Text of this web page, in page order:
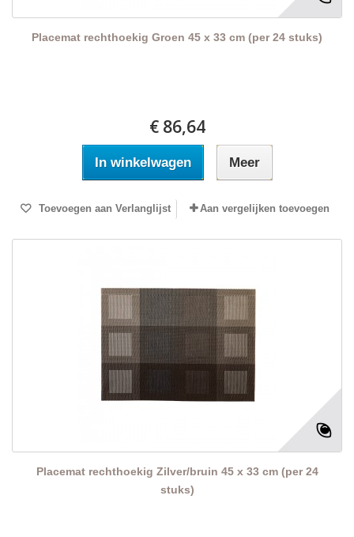
Placemat rechthoekig Groen 45 x 33 cm (per 24 stuks)
€ 86,64
In winkelwagen Meer
Toevoegen aan Verlanglijst Aan vergelijken toevoegen
Placemat rechthoekig Zilver/bruin 45 x 33 cm (per 24
stuks)